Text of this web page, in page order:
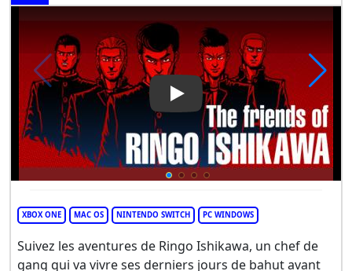
Play Video: The friends of
XBOX ONE MAC OS NINTENDO SWITCH PC WINDOWS
Suivez les aventures de Ringo Ishikawa, un chef de
gang qui va vivre ses derniers jours de bahut avant